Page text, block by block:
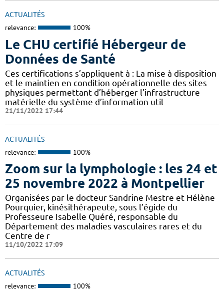
ACTUALITÉS
relevance: 100%
Le CHU certifié Hébergeur de
Données de Santé
Ces certifications s’appliquent à : La mise à disposition
et le maintien en condition opérationnelle des sites
physiques permettant d’héberger l’infrastructure
matérielle du système d’information util
21/11/2022 17:44
ACTUALITÉS
relevance: 100%
Zoom sur la lymphologie : les 24 et
25 novembre 2022 à Montpellier
Organisées par le docteur Sandrine Mestre et Hélène
Pourquier, kinésithérapeute, sous l’égide du
Professeure Isabelle Quéré, responsable du
Département des maladies vasculaires rares et du
Centre de r
11/10/2022 17:09
ACTUALITÉS
relevance: 100%